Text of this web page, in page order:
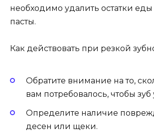
необходимо удалить остатки
пасты.
Как действовать при резкой
Обратите внимание на то,
вам потребовалось, чтобы зуб
Определите наличие
десен или щеки.